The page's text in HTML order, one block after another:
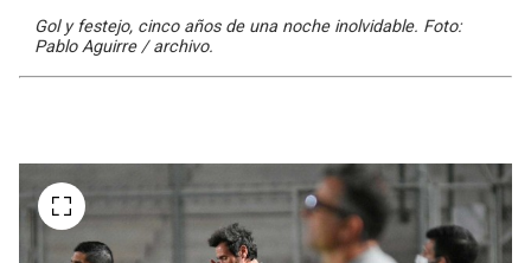
Gol y festejo, cinco años de una noche inolvidable. Foto:
Pablo Aguirre / archivo.